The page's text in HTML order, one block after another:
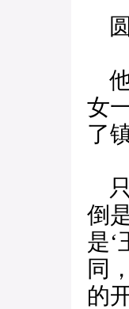
圆
他
女
了
只
倒
是‘
同
的